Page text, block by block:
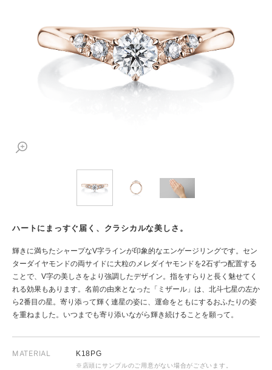
ハートにまっすぐ届く、クラシカルな美しさ。
輝きに満ちたシャープなV字ラインが印象的なエンゲージリングです。セン
ターダイヤモンドの両サイドに大粒のメレダイヤモンドを2石ずつ配置する
ことで、V字の美しさをより強調したデザイン。指をすらりと長く魅せてく
れる効果もあります。名前の由来となった「ミザール」は、北斗七星の左か
ら2番目の星。寄り添って輝く連星の姿に、運命をともにするおふたりの姿
を重ねました。いつまでも寄り添いながら輝き続けることを願って。
MATERIAL K18PG
※店頭にサンプルのご用意がない場合がございます。